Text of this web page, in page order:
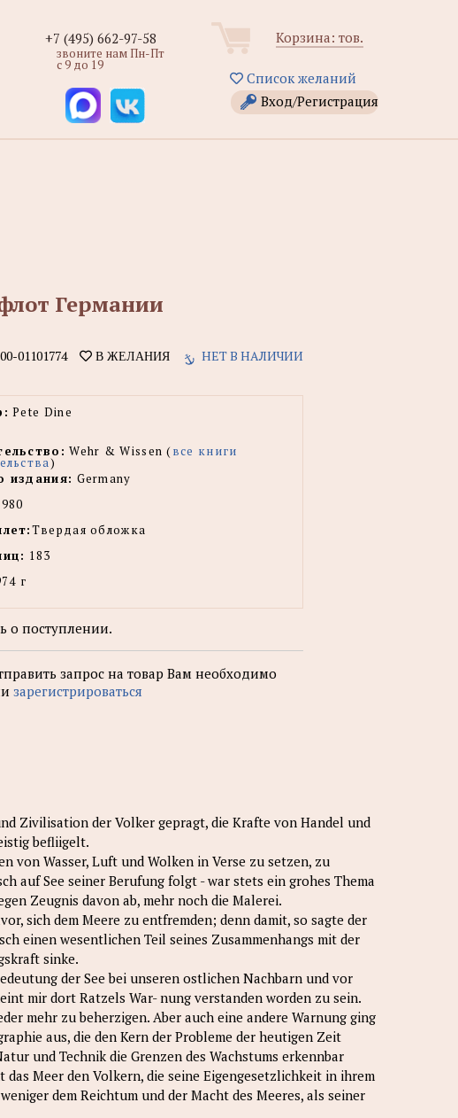
Корзина: тов.
Список желаний
Вход/Регистрация
+7 (495) 662-97-58
звоните нам Пн-Пт
с 9 до 19
Германии
00-01101774 В ЖЕЛАНИЯ НЕТ В НАЛИЧИИ
Pete Dine
Wehr & Wissen (все книги
)
издания: Germany
Твердая обложка
183
г
о поступлении.
запрос на товар Вам необходимо
зарегистрироваться
Zivilisation der Volker gepragt, die Krafte von Handel und
befliigelt.
von Wasser, Luft und Wolken in Verse zu setzen, zu
auf See seiner Berufung folgt - war stets ein grohes Thema
Zeugnis davon ab, mehr noch die Malerei.
sich dem Meere zu entfremden; denn damit, so sagte der
einen wesentlichen Teil seines Zusammenhangs mit der
sinke.
der See bei unseren ostlichen Nachbarn und vor
mir dort Ratzels War- nung verstanden worden zu sein.
mehr zu beherzigen. Aber auch eine andere Warnung ging
aus, die den Kern der Probleme der heutigen Zeit
und Technik die Grenzen des Wachstums erkennbar
Meer den Volkern, die seine Eigengesetzlichkeit in ihrem
dem Reichtum und der Macht des Meeres, als seiner